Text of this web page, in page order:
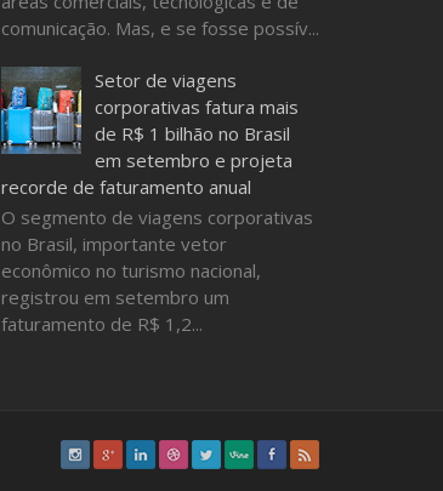
comunicação. Mas, e se fosse possív...
Setor de viagens
corporativas fatura mais
de R$ 1 bilhão no Brasil
em setembro e projeta
recorde de faturamento anual
O segmento de viagens corporativas
no Brasil, importante vetor
econômico no turismo nacional,
registrou em setembro um
faturamento de R$ 1,2...